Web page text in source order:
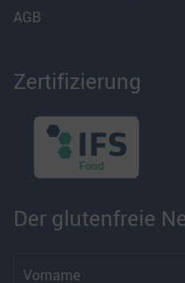
AGB
Zertifizierung
Der glutenfreie